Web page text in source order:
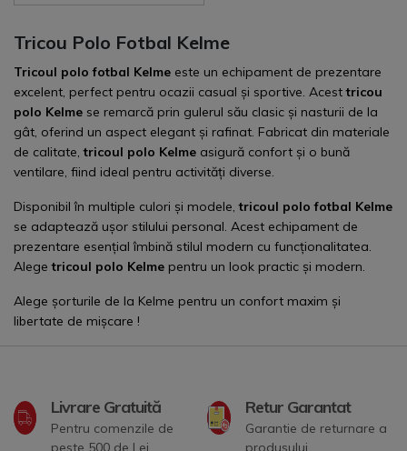
Tricou Polo Fotbal Kelme
Tricoul polo fotbal Kelme este un echipament de prezentare
excelent, perfect pentru ocazii casual și sportive. Acesttricou
polo Kelme se remarcă prin gulerul său clasic și nasturii de la
gât, oferind un aspect elegant și rafinat. Fabricat din materiale
de calitate,tricoul polo Kelme asigură confort și o bună
ventilare, fiind ideal pentru activități diverse.
Disponibil în multiple culori și modele,tricoul polo fotbal Kelme
se adaptează ușor stilului personal. Acest echipament de
prezentare esențial îmbină stilul modern cu funcționalitatea.
Alegetricoul polo Kelme pentru un look practic și modern.
Alege șorturile de la Kelme pentru un confort maxim și
libertate de mișcare !
Livrare Gratuită
Pentru comenzile de
peste 500 de Lei
Retur Garantat
Garantie de returnare a
produsului